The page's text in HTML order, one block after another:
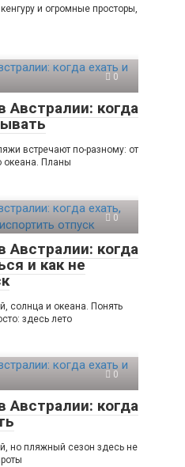
и огромные просторы,
0
Австралии: когда
встречают по-разному: от
океана. Планы
0
Австралии: когда
и как не
солнца и океана. Понять
здесь лето
0
Австралии: когда
но пляжный сезон здесь не